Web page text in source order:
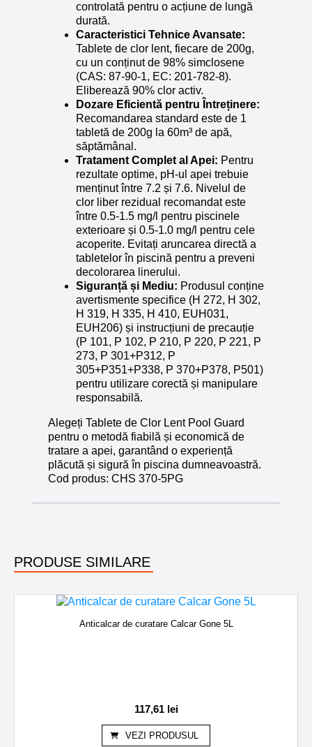
controlată pentru o acțiune de lungă
durată.
Caracteristici Tehnice Avansate:
Tablete de clor lent, fiecare de 200g,
cu un conținut de 98% simclosene
(CAS: 87-90-1, EC: 201-782-8).
Eliberează 90% clor activ.
Dozare Eficientă pentru Întreținere:
Recomandarea standard este de 1
tabletă de 200g la 60m³ de apă,
săptămânal.
Tratament Complet al Apei: Pentru
rezultate optime, pH-ul apei trebuie
menținut între 7.2 și 7.6. Nivelul de
clor liber rezidual recomandat este
între 0.5-1.5 mg/l pentru piscinele
exterioare și 0.5-1.0 mg/l pentru cele
acoperite. Evitați aruncarea directă a
tabletelor în piscină pentru a preveni
decolorarea linerului.
Siguranță și Mediu: Produsul conține
avertismente specifice (H 272, H 302,
H 319, H 335, H 410, EUH031,
EUH206) și instrucțiuni de precauție
(P 101, P 102, P 210, P 220, P 221, P
273, P 301+P312, P
305+P351+P338, P 370+P378, P501)
pentru utilizare corectă și manipulare
responsabilă.
Alegeți Tablete de Clor Lent Pool Guard
pentru o metodă fiabilă și economică de
tratare a apei, garantând o experiență
plăcută și sigură în piscina dumneavoastră.
Cod produs: CHS 370-5PG
PRODUSE SIMILARE
Anticalcar de curatare Calcar Gone 5L
117,61 lei
VEZI PRODUSUL